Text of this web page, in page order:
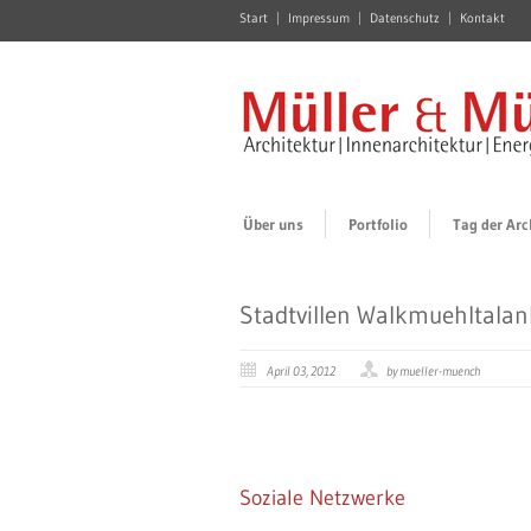
Start Impressum Datenschutz Kontakt
Über uns Portfolio Tag der
Stadtvillen
April 03, 2012 by mueller-muench
Soziale Netzwerke